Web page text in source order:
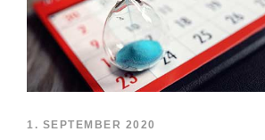
1. SEPTEMBER 2020